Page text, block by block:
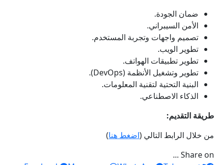
ضمان الجودة.
الأمن السيبراني.
تصميم واجهات وتجربة المستخدم.
تطوير الويب.
تطوير تطبيقات الهواتف.
تطوير وتشغيل الأنظمة (DevOps).
البنية التحتية لتقنية المعلومات.
الذكاء الاصطناعي.
طريقة التقديم:
من خلال الرابط التالي (اضغط هنا)
Share on ...